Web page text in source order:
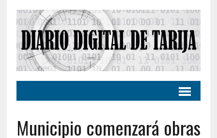
Municipio comenzará obras